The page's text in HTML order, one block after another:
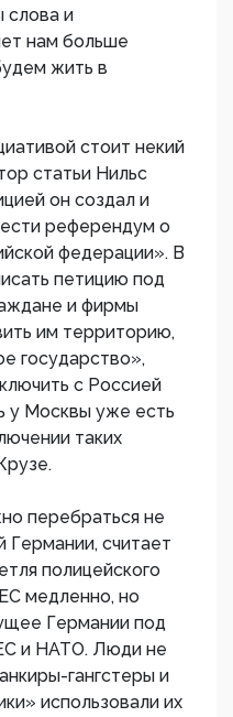
слова и
нам больше
жить в
стоит некий
статьи Нильс
он создал и
референдум о
федерации». В
петицию под
и фирмы
им территорию,
государство»,
с Россией
у Москвы уже есть
таких
перебраться не
Германии, считает
полицейского
медленно, но
Германии под
и НАТО. Люди не
гангстеры и
использовали их